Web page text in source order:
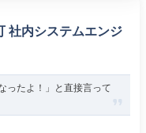
社内システムエンジ
ったよ！」と直接言って